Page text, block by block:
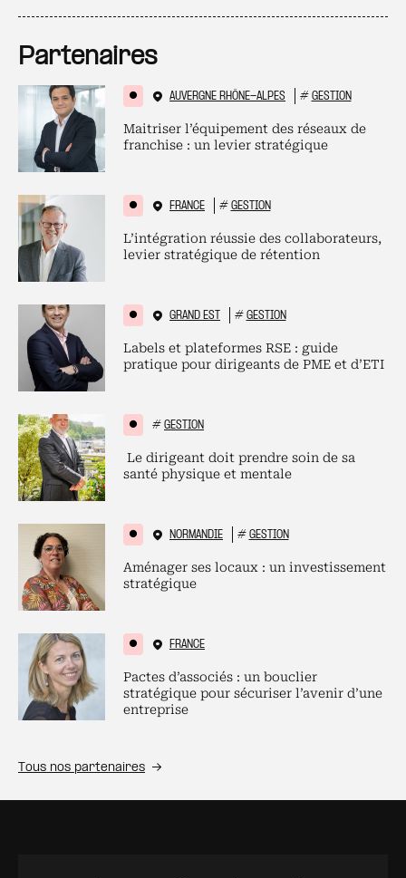
Partenaires
AUVERGNE RHÔNE-ALPES # GESTION
Maitriser l’équipement des réseaux de
franchise : un levier stratégique
FRANCE # GESTION
L’intégration réussie des collaborateurs,
levier stratégique de rétention
GRAND EST # GESTION
Labels et plateformes RSE : guide
pratique pour dirigeants de PME et d’ETI
# GESTION
Le dirigeant doit prendre soin de sa
santé physique et mentale
NORMANDIE # GESTION
Aménager ses locaux : un investissement
stratégique
FRANCE
Pactes d’associés : un bouclier
stratégique pour sécuriser l’avenir d’une
entreprise
Tous nos partenaires